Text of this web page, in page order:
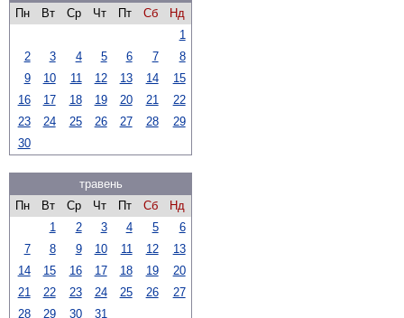
Пн
Вт Ср Чт Пт Сб
Нд
1
2
3 4 5 6 7
8
9
10 11 12 13 14
15
16
17 18 19 20 21
22
23
24 25 26 27 28
29
30
травень
Пн
Вт Ср Чт Пт Сб
Нд
1
2 3 4 5
6
7
8 9 10 11 12
13
14
15 16 17 18 19
20
21
22 23 24 25 26
27
28
29 30 31